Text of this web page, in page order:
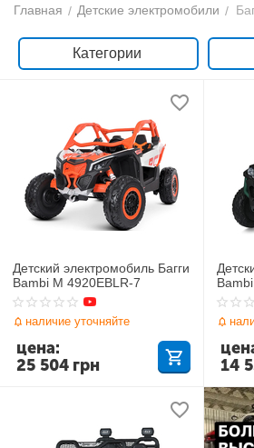
Главная / Детские электромобили /
Категории
Детский электромобиль Багги
Bambi M 4920EBLR-7
наличие уточняйте
25 504 грн
цена:
5(24V)
14